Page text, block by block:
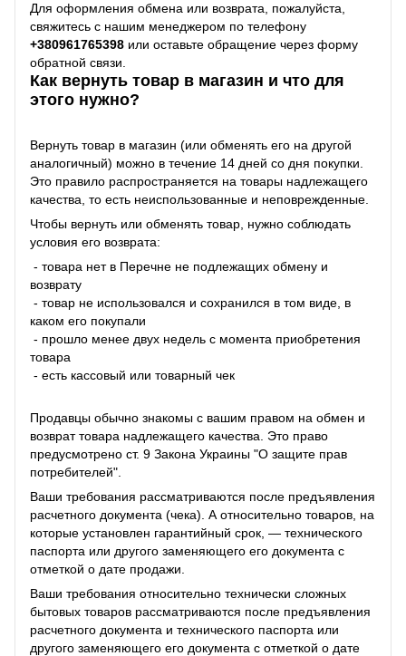
Для оформления обмена или возврата, пожалуйста,
свяжитесь с нашим менеджером по телефону
+380961765398 или оставьте обращение через форму
обратной связи.
Как вернуть товар в магазин и что для
этого нужно?
Вернуть товар в магазин (или обменять его на другой
аналогичный) можно в течение 14 дней со дня покупки.
Это правило распространяется на товары надлежащего
качества, то есть неиспользованные и неповрежденные.
Чтобы вернуть или обменять товар, нужно соблюдать
условия его возврата:
- товара нет в Перечне не подлежащих обмену и
возврату
- товар не использовался и сохранился в том виде, в
каком его покупали
- прошло менее двух недель с момента приобретения
товара
- есть кассовый или товарный чек
Продавцы обычно знакомы с вашим правом на обмен и
возврат товара надлежащего качества. Это право
предусмотрено ст. 9 Закона Украины "О защите прав
потребителей".
Ваши требования рассматриваются после предъявления
расчетного документа (чека). А относительно товаров, на
которые установлен гарантийный срок, — технического
паспорта или другого заменяющего его документа с
отметкой о дате продажи.
Ваши требования относительно технически сложных
бытовых товаров рассматриваются после предъявления
расчетного документа и технического паспорта или
другого заменяющего его документа с отметкой о дате